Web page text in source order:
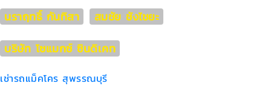
นราฤทธิ์ กันทิสา
สมชัย ชังไชยะ
บริษัท โซแมกซ์ ซินดิเคท
เช่ารถแม็คโคร สุพรรณบุรี